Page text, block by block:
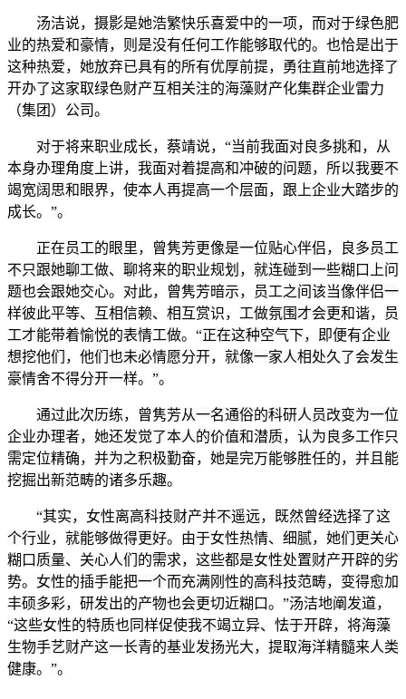
汤洁说，摄影是她浩繁快乐喜爱中的一项，而对于绿色肥
业的热爱和豪情，则是没有任何工作能够取代的。也恰是出于
这种热爱，她放弃已具有的所有优厚前提，勇往直前地选择了
开办了这家取绿色财产互相关注的海藻财产化集群企业雷力
（集团）公司。
对于将来职业成长，蔡靖说，“当前我面对良多挑和，从
本身办理角度上讲，我面对着提高和冲破的问题，所以我要不
竭宽阔思和眼界，使本人再提高一个层面，跟上企业大踏步的
成长。”。
正在员工的眼里，曾隽芳更像是一位贴心伴侣，良多员工
不只跟她聊工做、聊将来的职业规划，就连碰到一些糊口上问
题也会跟她交心。对此，曾隽芳暗示，员工之间该当像伴侣一
样彼此平等、互相信赖、相互赏识，工做氛围才会更和谐，员
工才能带着愉悦的表情工做。“正在这种空气下，即便有企业
想挖他们，他们也未必情愿分开，就像一家人相处久了会发生
豪情舍不得分开一样。”。
通过此次历练，曾隽芳从一名通俗的科研人员改变为一位
企业办理者，她还发觉了本人的价值和潜质，认为良多工作只
需定位精确，并为之积极勤奋，她是完万能够胜任的，并且能
挖掘出新范畴的诸多乐趣。
“其实，女性离高科技财产并不遥远，既然曾经选择了这
个行业，就能够做得更好。由于女性热情、细腻，她们更关心
糊口质量、关心人们的需求，这些都是女性处置财产开辟的劣
势。女性的插手能把一个而充满刚性的高科技范畴，变得愈加
丰硕多彩，研发出的产物也会更切近糊口。”汤洁地阐发道，
“这些女性的特质也同样促使我不竭立异、怯于开辟，将海藻
生物手艺财产这一长青的基业发扬光大，提取海洋精髓来人类
健康。”。